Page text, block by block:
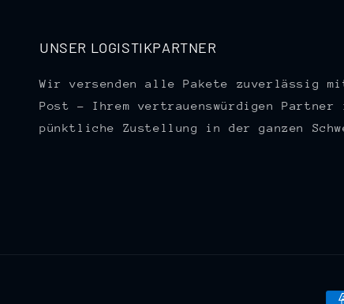
UNSER LOGISTIKPARTNER
Wir versenden alle Pakete zuverlässig
Post – Ihrem vertrauenswürdigen
pünktliche Zustellung in der ganzen